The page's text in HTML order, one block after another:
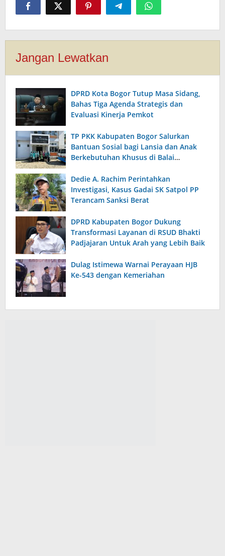
Jangan Lewatkan
DPRD Kota Bogor Tutup Masa Sidang,
Bahas Tiga Agenda Strategis dan
Evaluasi Kinerja Pemkot
TP PKK Kabupaten Bogor Salurkan
Bantuan Sosial bagi Lansia dan Anak
Berkebutuhan Khusus di Balai
Dedie A. Rachim Perintahkan
Investigasi, Kasus Gadai SK Satpol PP
Terancam Sanksi Berat
DPRD Kabupaten Bogor Dukung
Transformasi Layanan di RSUD Bhakti
Padjajaran Untuk Arah yang Lebih Baik
Dulag Istimewa Warnai Perayaan HJB
Ke-543 dengan Kemeriahan